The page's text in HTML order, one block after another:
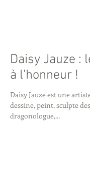
Daisy Jauze :
à l'honneur !
Daisy Jauze est une
dessine, peint, sculpte
dragonologue,...